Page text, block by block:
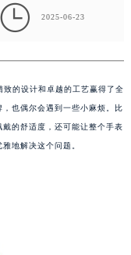
 2025-06-23
的设计和卓越的工艺赢得了全
也偶尔会遇到一些小麻烦。比
的舒适度，还可能让整个手表
地解决这个问题。